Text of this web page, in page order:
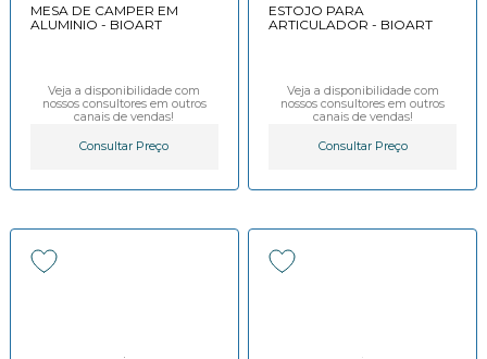
MESA DE CAMPER EM
ALUMINIO - BIOART
Veja a disponibilidade com
nossos consultores em outros
canais de vendas!
Consultar Preço
ESTOJO PARA
ARTICULADOR - BIOART
Veja a disponibilidade com
nossos consultores em outros
canais de vendas!
Consultar Preço